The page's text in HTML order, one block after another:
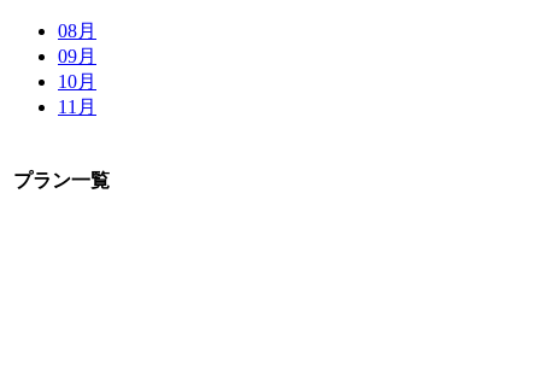
08月
09月
10月
11月
プラン一覧